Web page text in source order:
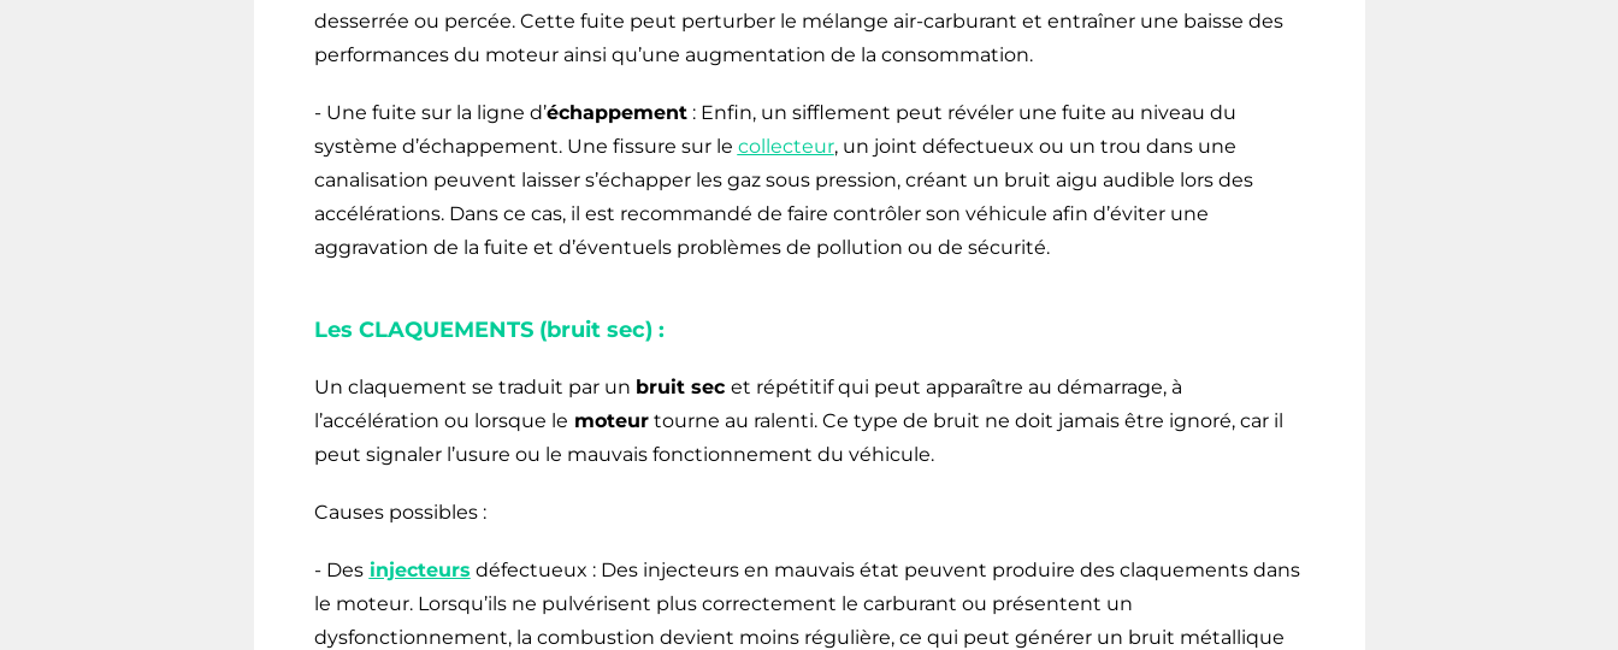
desserrée ou percée. Cette fuite peut perturber le mélange air-carburant et entraîner une baisse des
performances du moteur ainsi qu’une augmentation de la consommation.
- Une fuite sur la ligne d’échappement: Enfin, un sifflement peut révéler une fuite au niveau du
système d’échappement. Une fissure sur le collecteur, un joint défectueux ou un trou dans une
canalisation peuvent laisser s’échapper les gaz sous pression, créant un bruit aigu audible lors des
accélérations. Dans ce cas, il est recommandé de faire contrôler son véhicule afin d’éviter une
aggravation de la fuite et d’éventuels problèmes de pollution ou de sécurité.
Les CLAQUEMENTS (bruit sec) :
Un claquement se traduit par un bruit sec et répétitif qui peut apparaître au démarrage, à
l’accélération ou lorsque le moteurtourne au ralenti. Ce type de bruit ne doit jamais être ignoré, car il
peut signaler l’usure ou le mauvais fonctionnement du véhicule.
Causes possibles :
- Des injecteurs défectueux : Des injecteurs en mauvais état peuvent produire des claquements dans
le moteur. Lorsqu’ils ne pulvérisent plus correctement le carburant ou présentent un
dysfonctionnement, la combustion devient moins régulière, ce qui peut générer un bruit métallique